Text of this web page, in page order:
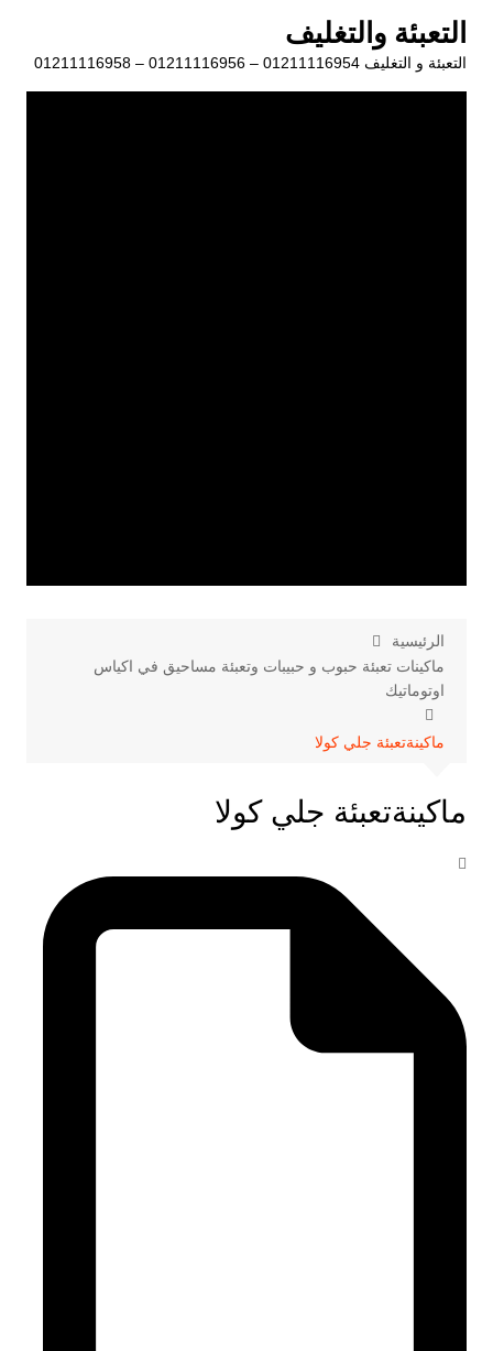
المحتوى
التعبئة والتغليف
التعبئة و التغليف 01211116954 – 01211116956 – 01211116958
الرئيسية
ماكينات تعبئة حبوب و حبيبات وتعبئة مساحيق في اكياس
اوتوماتيك
ماكينةتعبئة جلي كولا
ماكينةتعبئة جلي كولا